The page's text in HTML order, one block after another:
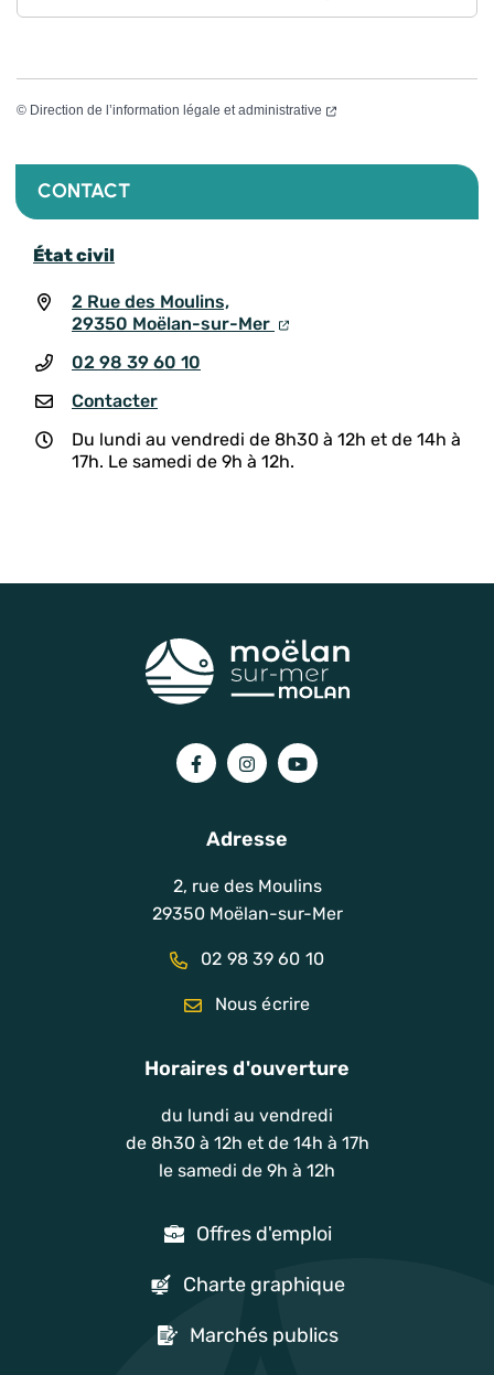
© Direction de l’information légale et administrative
CONTACT
État civil
2 Rue des Moulins,
29350 Moëlan-sur-Mer
02 98 39 60 10
Contacter
Du lundi au vendredi de 8h30 à 12h et de 14h à
17h. Le samedi de 9h à 12h.
Lien vers le compte Facebook
Lien vers le compte Instagram
Lien vers la chaîne
Adresse
2, rue des Moulins
29350 Moëlan-sur-Mer
02 98 39 60 10
Nous écrire
Horaires d'ouverture
du lundi au vendredi
de 8h30 à 12h et de 14h à 17h
le samedi de 9h à 12h
Offres d'emploi
Charte graphique
Marchés publics